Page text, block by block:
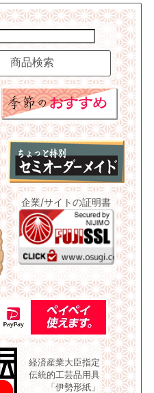
企業/サイトの証明書
経済産業大臣指定
伝統的工芸品用具
「伊勢形紙」